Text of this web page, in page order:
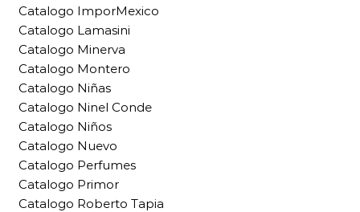
Catalogo ImporMexico
Catalogo Lamasini
Catalogo Minerva
Catalogo Montero
Catalogo Niñas
Catalogo Ninel Conde
Catalogo Niños
Catalogo Nuevo
Catalogo Perfumes
Catalogo Primor
Catalogo Roberto Tapia